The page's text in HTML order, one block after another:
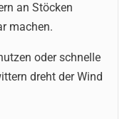
an Stöcken
machen.
oder schnelle
dreht der Wind